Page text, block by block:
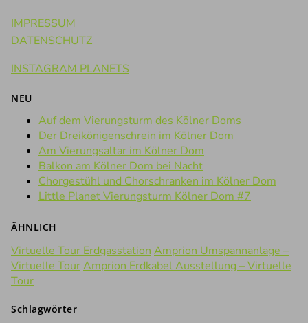
IMPRESSUM
DATENSCHUTZ
INSTAGRAM PLANETS
NEU
Auf dem Vierungsturm des Kölner Doms
Der Dreikönigenschrein im Kölner Dom
Am Vierungsaltar im Kölner Dom
Balkon am Kölner Dom bei Nacht
Chorgestühl und Chorschranken im Kölner Dom
Little Planet Vierungsturm Kölner Dom #7
ÄHNLICH
Virtuelle Tour Erdgasstation Amprion Umspannanlage –
Virtuelle TourAmprion Erdkabel Ausstellung – Virtuelle
Tour
Schlagwörter